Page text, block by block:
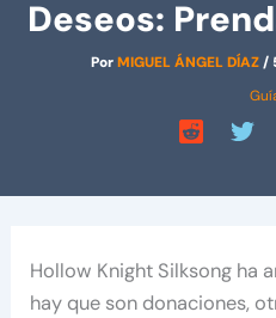
Deseos:
PorMIGUEL ÁNGEL DÍAZ/
Hollow Knight Silksong ha
hay que son donaciones,